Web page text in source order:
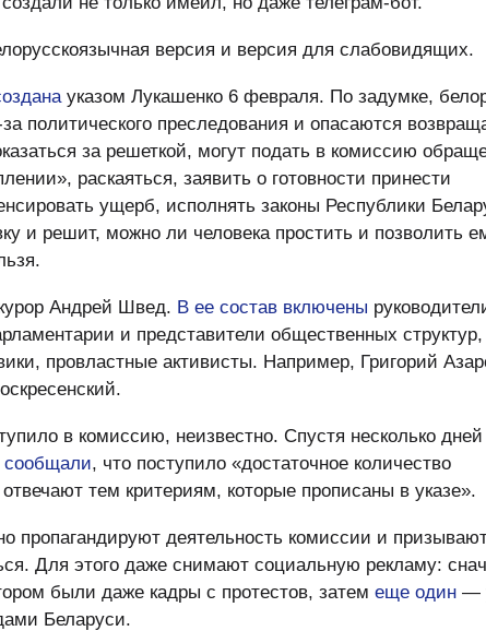
версия и версия для слабовидящих.
указом Лукашенко 6 февраля. По задумке,
политического преследования и опасаются
за решеткой, могут подать в комиссию
раскаяться, заявить о готовности принести
ущерб, исполнять законы Республики
и решит, можно ли человека простить и позволить
Андрей Швед. В ее состав включены
и представители общественных
провластные активисты. Например, Григорий
в комиссию, неизвестно. Спустя несколько
сообщали, что поступило «достаточное количество
тем критериям, которые прописаны в указе».
пропагандируют деятельность комиссии и
Для этого даже снимают социальную рекламу:
были даже кадры с протестов, затем еще один —
Беларуси.